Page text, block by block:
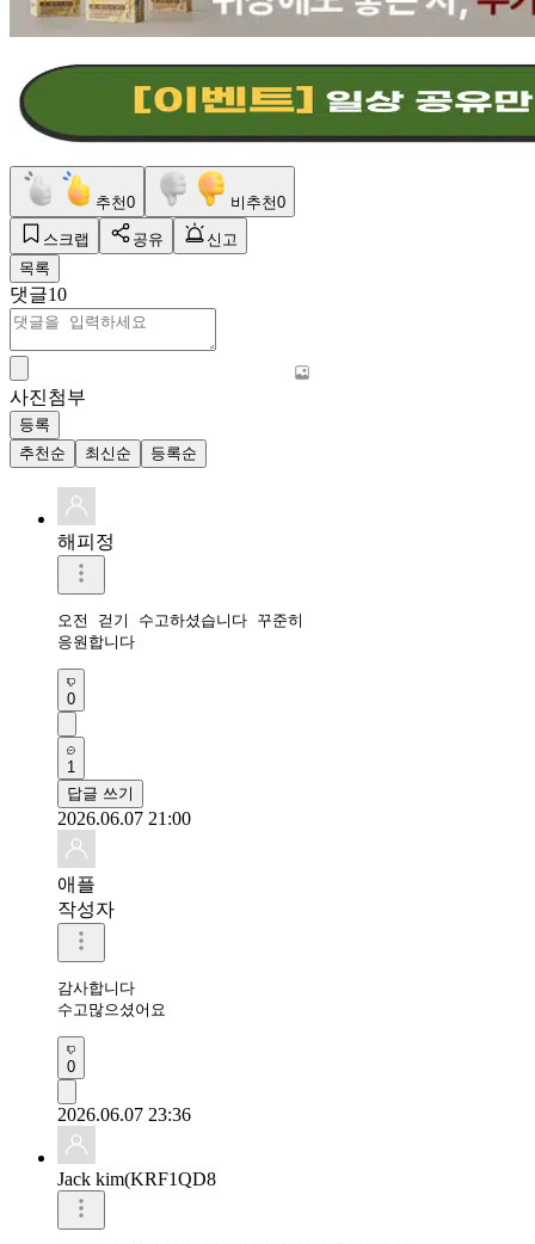
추천0 비추천0
스크랩 공유
신고
목록
댓글10
사진첨부
등록
추천순
최신순 등록순
해피정
오전 걷기 수고하셨습니다 꾸준히
응원합니다
0
1
답글 쓰기
2026.06.07 21:00
애플
작성자
감사합니다
수고많으셨어요
0
2026.06.07 23:36
Jack kim(KRF1QD8